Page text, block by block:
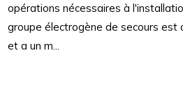
opérations nécessaires à
groupe électrogène de secours est
et a un m...